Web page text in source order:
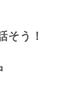
そう！